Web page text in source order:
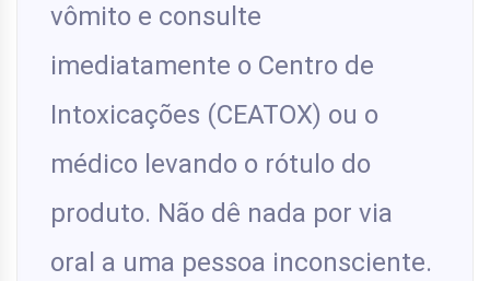
vômito e consulte
imediatamente o Centro de
Intoxicações (CEATOX) ou o
médico levando o rótulo do
produto. Não dê nada por via
oral a uma pessoa inconsciente.